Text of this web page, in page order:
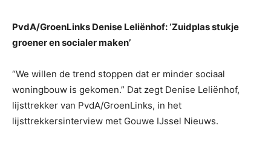
PvdA/GroenLinks Denise Leliënhof: ‘Zuidplas stukje
groener en socialer maken’
“We willen de trend stoppen dat er minder sociaal
woningbouw is gekomen.” Dat zegt Denise Leliënhof,
lijsttrekker van PvdA/GroenLinks, in het
lijsttrekkersinterview met Gouwe IJssel Nieuws.